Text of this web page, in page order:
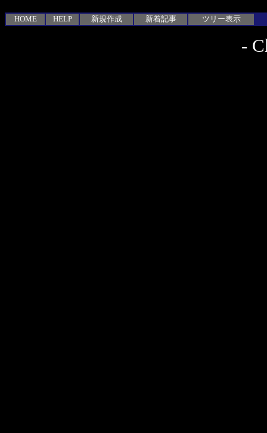
HOME HELP 新規作成 新着記事 ツリー表示
-